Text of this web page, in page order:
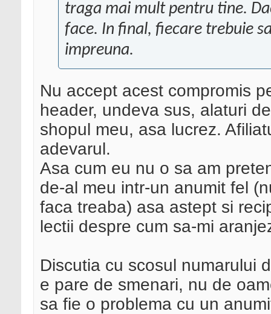
traga mai mult pentru tine.
face. In final, fiecare trebuie
impreuna.
Nu accept acest compromis
header, undeva sus, alaturi
shopul meu, asa lucrez.
adevarul.
Asa cum eu nu o sa am
de-al meu intr-un anumit fel
faca treaba) asa astept si
lectii despre cum sa-mi
Discutia cu scosul numarului
e pare de smenari, nu de
sa fie o problema cu un